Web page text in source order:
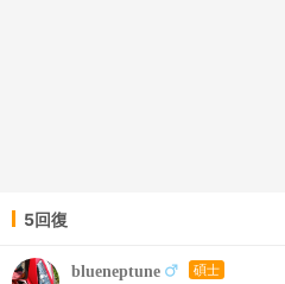
5回復
blueneptune 碩士